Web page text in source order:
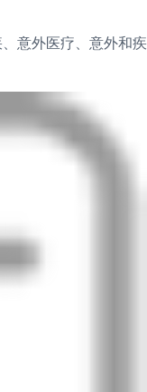
意外医疗、意外和疾